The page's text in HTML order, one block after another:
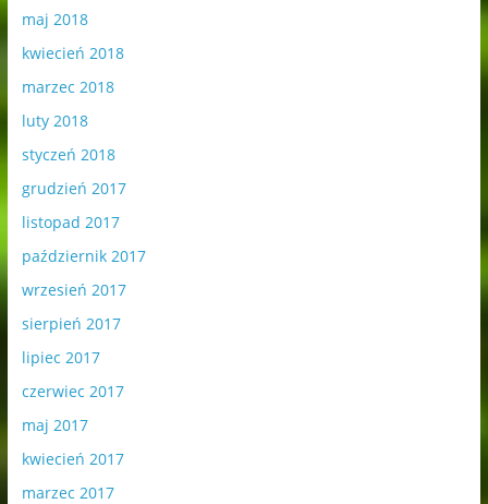
maj 2018
kwiecień 2018
marzec 2018
luty 2018
styczeń 2018
grudzień 2017
listopad 2017
październik 2017
wrzesień 2017
sierpień 2017
lipiec 2017
czerwiec 2017
maj 2017
kwiecień 2017
marzec 2017